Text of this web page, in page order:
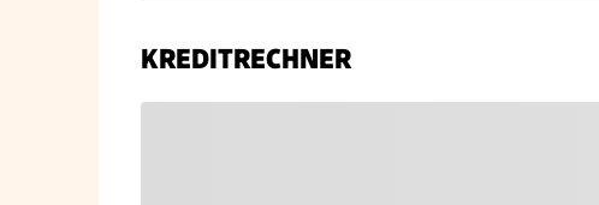
KREDITRECHNER